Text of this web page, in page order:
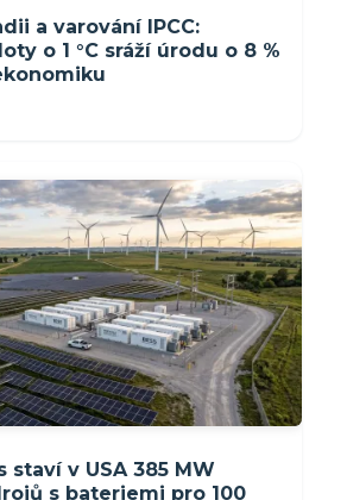
a varování IPCC:
o 1 °C sráží úrodu o 8 %
staví v USA 385 MW
s bateriemi pro 100